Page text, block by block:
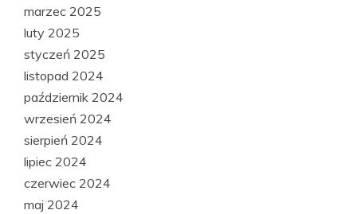
marzec 2025
luty 2025
styczeń 2025
listopad 2024
październik 2024
wrzesień 2024
sierpień 2024
lipiec 2024
czerwiec 2024
maj 2024